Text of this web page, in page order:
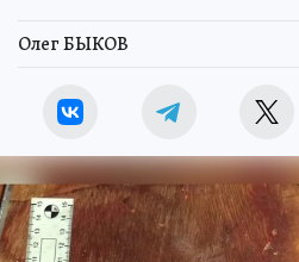
Олег БЫКОВ